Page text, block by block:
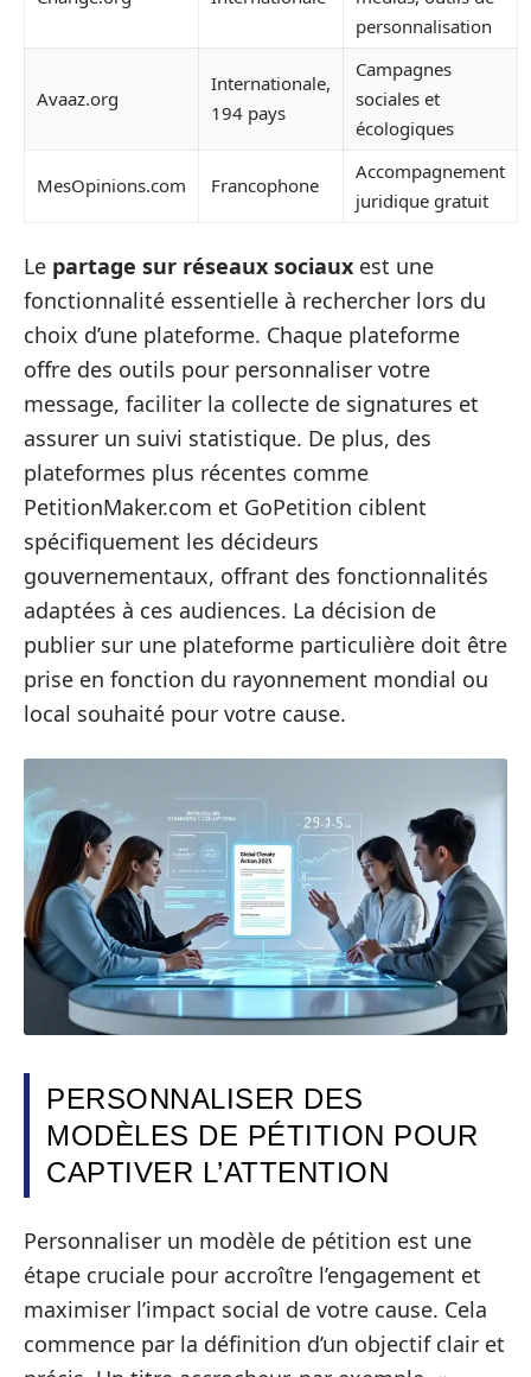
personnalisation
Avaaz.org
Internationale,
194 pays
Campagnes
sociales et
écologiques
MesOpinions.com Francophone
Accompagnement
juridique gratuit
Le partage sur réseaux sociaux est une
fonctionnalité essentielle à rechercher lors du
choix d’une plateforme. Chaque plateforme
offre des outils pour personnaliser votre
message, faciliter la collecte de signatures et
assurer un suivi statistique. De plus, des
plateformes plus récentes comme
PetitionMaker.com et GoPetition ciblent
spécifiquement les décideurs
gouvernementaux, offrant des fonctionnalités
adaptées à ces audiences. La décision de
publier sur une plateforme particulière doit être
prise en fonction du rayonnement mondial ou
local souhaité pour votre cause.
PERSONNALISER DES
MODÈLES DE PÉTITION POUR
CAPTIVER L’ATTENTION
Personnaliser un modèle de pétition est une
étape cruciale pour accroître l’engagement et
maximiser l’impact social de votre cause. Cela
commence par la définition d’un objectif clair et